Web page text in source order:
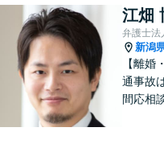
し、元
けるよ
の皆様
江畑
弁護士法
新潟
【離婚
通事故
間応相